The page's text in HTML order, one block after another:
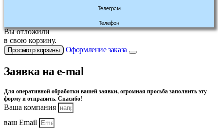
Телеграм
Телефон
Вы отложили
в свою корзину.
Просмотр корзины Оформление заказа
Заявка на e-mal
Для оперативной обработки вашей заявки, огромная просьба заполнить эту
форму и отправить. Спасибо!
Ваша компания
ваш Email